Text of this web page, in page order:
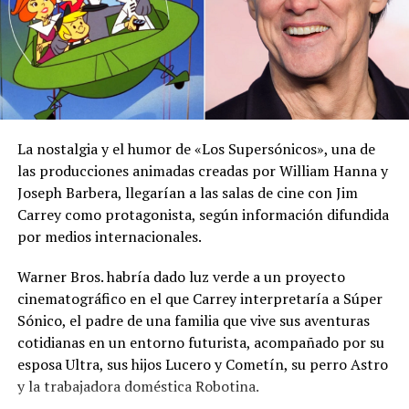
del Sahara, se esperan lluvias durante los próximos días,
por lo que pidió a la población mantenerse atenta a la
información oficial sobre las condiciones
meteorológicas.
Las autoridades reiteraron el llamado a consultar los
canales oficiales del MARN y adoptar las medidas de
prevención necesarias para reducir los efectos de este
fenómeno atmosférico, especialmente entre las
personas con mayor riesgo de complicaciones de salud.
Facebook
Me gusta esto:
La nostalgia y el humor de «Los Supersónicos», una de
las producciones animadas creadas por William Hanna y
Joseph Barbera, llegarían a las salas de cine con Jim
Carrey como protagonista, según información difundida
por medios internacionales.
Warner Bros. habría dado luz verde a un proyecto
cinematográfico en el que Carrey interpretaría a Súper
Sónico, el padre de una familia que vive sus aventuras
cotidianas en un entorno futurista, acompañado por su
esposa Ultra, sus hijos Lucero y Cometín, su perro Astro
y la trabajadora doméstica Robotina.